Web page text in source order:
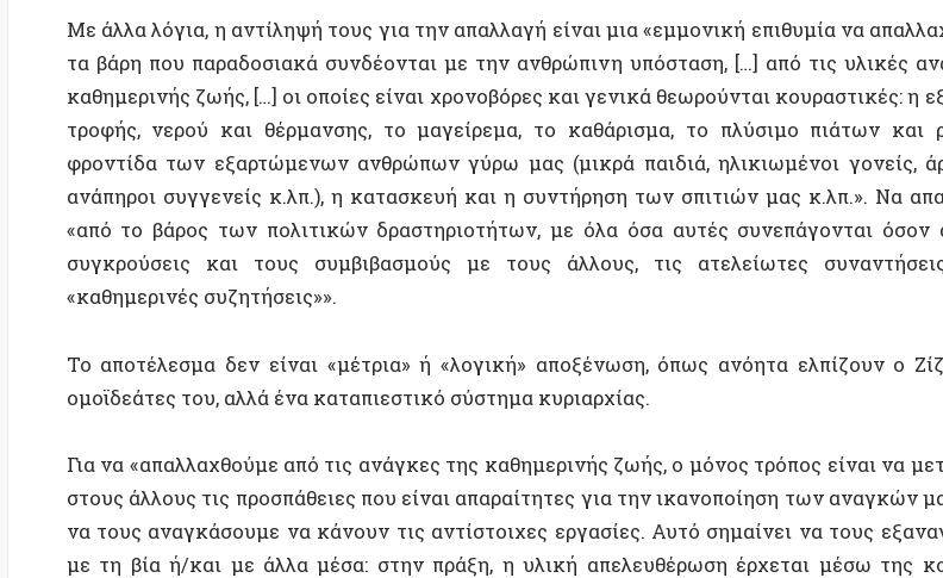
ανάπηροι συγγενείς κ.λπ.), η κατασκευή και η συντήρηση των σπιτιών μας κ.λπ.». Να απαλλαγούμε
«από το βάρος των πολιτικών δραστηριοτήτων, με όλα όσα αυτές συνεπάγονται όσον αφορά τις
συγκρούσεις και τους συμβιβασμούς με τους άλλους, τις ατελείωτες συναντήσεις και τις
«καθημερινές συζητήσεις»».
Το αποτέλεσμα δεν είναι «μέτρια» ή «λογική» αποξένωση, όπως ανόητα ελπίζουν ο Ζίζεκ και οι
ομοϊδεάτες του, αλλά ένα καταπιεστικό σύστημα κυριαρχίας.
Για να «απαλλαχθούμε από τις ανάγκες της καθημερινής ζωής, ο μόνος τρόπος είναι να μεταθέσουμε
στους άλλους τις προσπάθειες που είναι απαραίτητες για την ικανοποίηση των αναγκών μας, δηλαδή
με τη βία ή/και με άλλα μέσα: στην πράξη, η υλική απελευθέρωση έρχεται μέσω της κοινωνικής
κυριαρχίας. Είναι μάλιστα το σήμα κατατεθέν της, πιο αξιόπιστο από τη σωματική βία. Γιατί ένα
άτομο σε θέση κυριαρχίας μπορεί να μην χρειαστεί ποτέ να καταφύγει το ίδιο στη βία, είτε επειδή
να συμφωνήσουν οι κυριαρχούμενοι να φροντίσουν για ορισμένες από τις ανάγκες των αφεντικών
τους. Από την άλλη πλευρά, η ιστορία δείχνει ότι οι κυριαρχούμενοι πάντα μεταθέτουν μια σειρά από
υλικές εργασίες στις ομάδες που κυριαρχούσαν, είτε γυναίκες, σκλάβους, δουλοπάροικους είτε
εργάτες. Τους αναγκάζουν να κάνουν ρουτίνα οικιακών εργασιών και σκληρή δουλειά και, ιδανικά,